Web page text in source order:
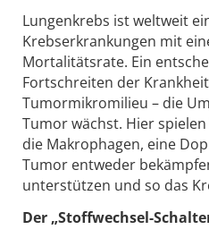
Lungenkrebs ist weltweit
Krebserkrankungen mit
Mortalitätsrate. Ein
Fortschreiten der
Tumormikromilieu – die
Tumor wächst. Hier
die Makrophagen, eine
Tumor entweder
unterstützen und so das
Der „Stoffwechsel-